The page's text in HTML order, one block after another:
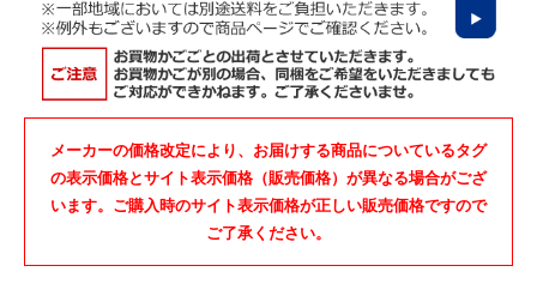
メーカーの価格改定により、お届けする商品についているタグ
の表示価格とサイト表示価格（販売価格）が異なる場合がござ
います。ご購入時のサイト表示価格が正しい販売価格ですので
ご了承ください。